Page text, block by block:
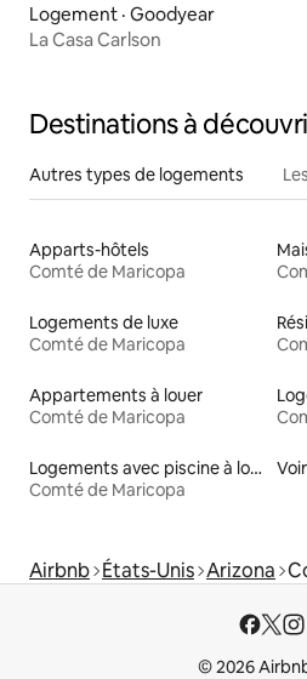
Logement · Goodyear
La Casa Carlson
Destinations à
Autres types de logements
Apparts-hôtels
Comté de Maricopa
Logements de luxe
Comté de Maricopa
Appartements à louer
Comté de Maricopa
Logements avec piscine à louer
Comté de Maricopa
Airbnb États-Unis Arizona
© 2026